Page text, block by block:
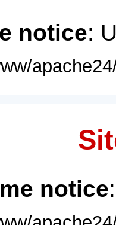
notice:
notice